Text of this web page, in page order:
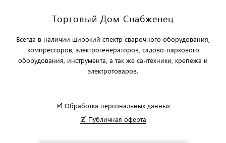
Торговый Дом Снабженец
Всегда в наличии широкий спектр сварочного оборудования,
компрессоров, электрогенераторов, садово-паркового
оборудования, инструмента, а так же сантехники, крепежа и
электротоваров.
🗹 Обработка персональных данных
🗹 Публичная оферта